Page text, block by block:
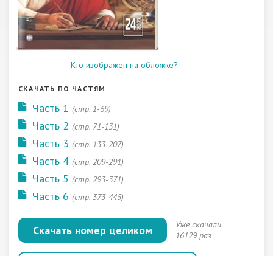
Кто изображен на обложке?
СКАЧАТЬ ПО ЧАСТЯМ
Часть 1 (стр. 1-69)
Часть 2 (стр. 71-131)
Часть 3 (стр. 133-207)
Часть 4 (стр. 209-291)
Часть 5 (стр. 293-371)
Часть 6 (стр. 373-445)
Скачать номер целиком
Уже скачали
16129 раз